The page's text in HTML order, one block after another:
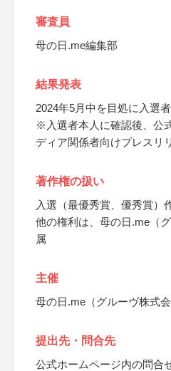
審査員
母の日.me編集部
結果発表
2024年5月中を目処に入選
※入選者本人に確認後、公
ディア関係者向けプレスリ
著作権の扱い
入選（最優秀賞、優秀賞）
他の権利は、母の日.me（
属
主催
母の日.me（グルーヴ株式会
提出先・問合先
公式ホームページ内の問合